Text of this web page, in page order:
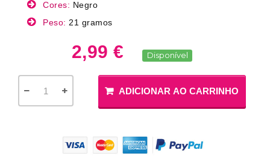
Cores: Negro
Peso: 21 gramos
2,99 € Disponível
ADICIONAR AO CARRINHO